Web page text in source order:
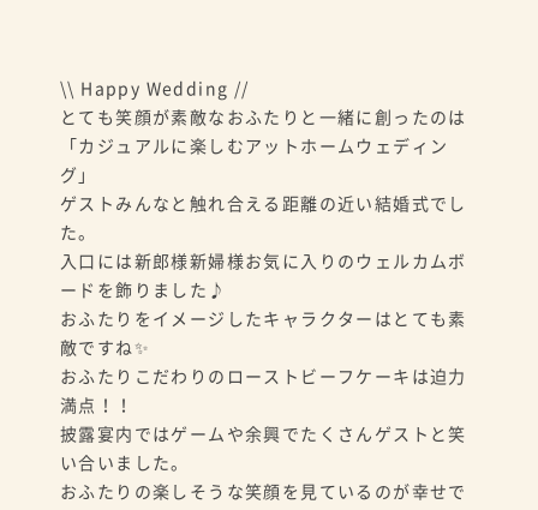
\\ Happy Wedding //
とても笑顔が素敵なおふたりと一緒に創ったのは
「カジュアルに楽しむアットホームウェディン
グ」
ゲストみんなと触れ合える距離の近い結婚式でし
た。
入口には新郎様新婦様お気に入りのウェルカムボ
ードを飾りました♪
おふたりをイメージしたキャラクターはとても素
敵ですね✨
おふたりこだわりのローストビーフケーキは迫力
満点！！
披露宴内ではゲームや余興でたくさんゲストと笑
い合いました。
おふたりの楽しそうな笑顔を見ているのが幸せで